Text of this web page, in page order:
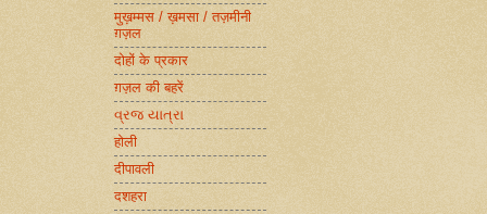
मुख़म्मस / ख़मसा / तज़मीनी
ग़ज़ल
दोहों के प्रकार
ग़ज़ल की बहरें
વ્રજ યાત્રા
होली
दीपावली
दशहरा